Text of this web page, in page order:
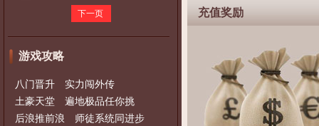
下一页
游戏攻略
八门晋升 实力闯外传
土豪天堂 遍地极品任你挑
后浪推前浪 师徒系统同进步
充值奖励